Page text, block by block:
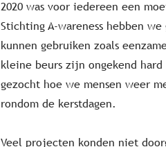
2020 was voor iedereen een
Stichting A-wareness hebben
kunnen gebruiken zoals
kleine beurs zijn ongekend
gezocht hoe we mensen weer
rondom de kerstdagen.
Veel projecten konden niet